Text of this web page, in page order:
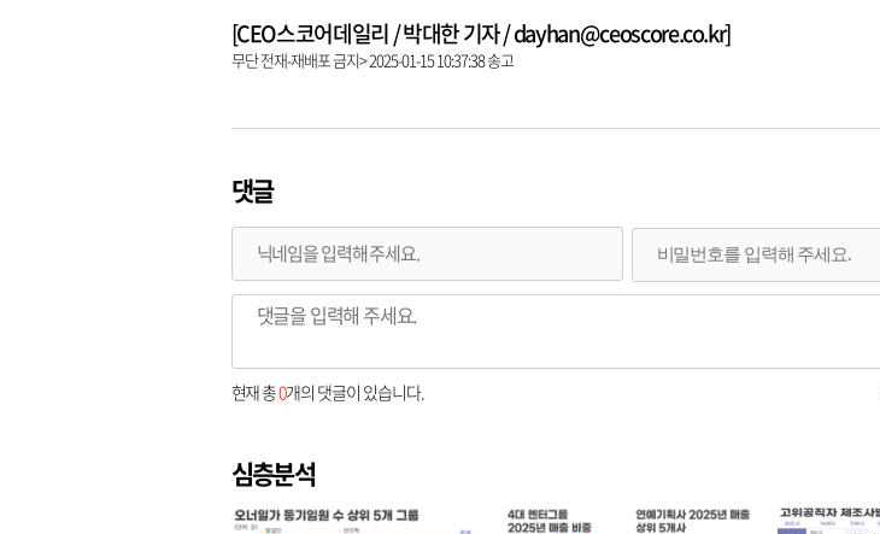
[CEO스코어데일리 / 박대한 기자 / dayhan@ceoscore.co.kr]
무단 전재-재배포 금지> 2025-01-15 10:37:38 송고
댓글
현재 총0개의 댓글이 있습니다.
심층분석